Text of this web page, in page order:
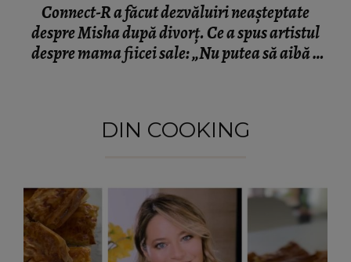
Connect-R a făcut dezvăluiri neașteptate
despre Misha după divorț. Ce a spus artistul
despre mama fiicei sale: „Nu putea să aibă o
DIN COOKING